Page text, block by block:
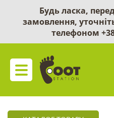
Будь ласка,
замовлення,
телефоном